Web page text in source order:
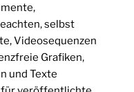
selbst
Videosequenzen
Grafiken,
und Texte